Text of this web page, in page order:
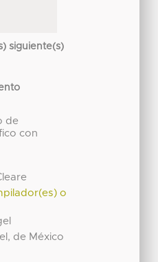
siguiente(s)
de
con
o
de México